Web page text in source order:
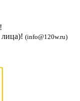
(info@120w.ru)